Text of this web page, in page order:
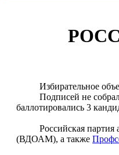
Избирательное
Подписей не собрало
баллотировались 3
Российская партия
(ВДОАМ), а также